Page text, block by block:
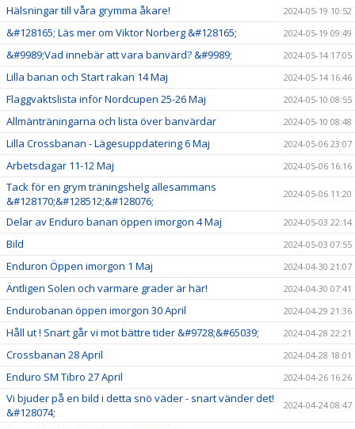
Hälsningar till våra grymma åkare! 2024-05-19 10:52
&#128165; Läs mer om Viktor Norberg &#128165; 2024-05-19 09:49
&#9989;Vad innebär att vara banvärd? &#9989; 2024-05-14 17:05
Lilla banan och Start rakan 14 Maj 2024-05-14 16:46
Flaggvaktslista inför Nordcupen 25-26 Maj 2024-05-10 08:55
Allmänträningarna och lista över banvärdar 2024-05-10 08:48
Lilla Crossbanan - Lägesuppdatering 6 Maj 2024-05-06 23:07
Arbetsdagar 11-12 Maj 2024-05-06 16:16
Tack för en grym träningshelg allesammans
&#128170;&#128512;&#128076;
2024-05-06 11:20
Delar av Enduro banan öppen imorgon 4 Maj 2024-05-03 22:14
Bild 2024-05-03 07:55
Enduron Öppen imorgon 1 Maj 2024-04-30 21:07
Äntligen Solen och varmare grader är här! 2024-04-30 07:41
Endurobanan öppen imorgon 30 April 2024-04-29 21:36
Håll ut ! Snart går vi mot bättre tider &#9728;&#65039; 2024-04-28 22:21
Crossbanan 28 April 2024-04-28 18:01
Enduro SM Tibro 27 April 2024-04-26 16:26
Vi bjuder på en bild i detta snö väder - snart vänder det!
&#128074;
2024-04-24 08:47